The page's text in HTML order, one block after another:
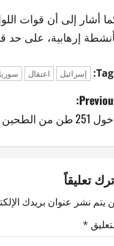
أشار إلى أن قوات
إرهابية، على حد
إسرائيل اعتقال سوريا
من الطحين إلى السويداء
تعليقاً
يتم نشر عنوان بريدك
*